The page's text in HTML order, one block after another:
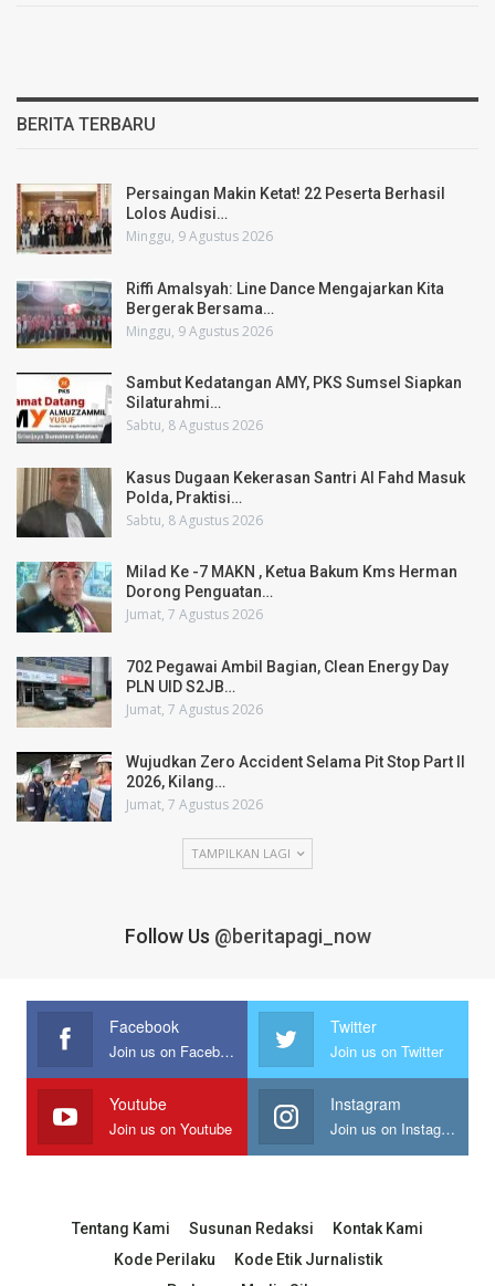
BERITA TERBARU
Persaingan Makin Ketat! 22 Peserta Berhasil
Lolos Audisi…
Minggu, 9 Agustus 2026
Riffi Amalsyah: Line Dance Mengajarkan Kita
Bergerak Bersama…
Minggu, 9 Agustus 2026
Sambut Kedatangan AMY, PKS Sumsel Siapkan
Silaturahmi…
Sabtu, 8 Agustus 2026
Kasus Dugaan Kekerasan Santri Al Fahd Masuk
Polda, Praktisi…
Sabtu, 8 Agustus 2026
Milad Ke -7 MAKN , Ketua Bakum Kms Herman
Dorong Penguatan…
Jumat, 7 Agustus 2026
702 Pegawai Ambil Bagian, Clean Energy Day
PLN UID S2JB…
Jumat, 7 Agustus 2026
Wujudkan Zero Accident Selama Pit Stop Part II
2026, Kilang…
Jumat, 7 Agustus 2026
TAMPILKAN LAGI
Follow Us @beritapagi_now
Facebook
Join us on Facebook
Twitter
Join us on Twitter
Youtube
Join us on Youtube
Instagram
Join us on Instagram
Tentang Kami Susunan Redaksi
Kontak Kami
Kode Perilaku
Kode Etik Jurnalistik